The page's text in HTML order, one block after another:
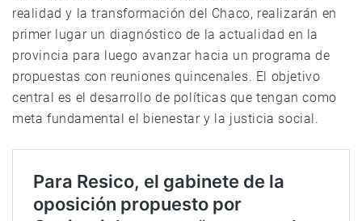
realidad y la transformación del Chaco, realizarán en
primer lugar un diagnóstico de la actualidad en la
provincia para luego avanzar hacia un programa de
propuestas con reuniones quincenales. El objetivo
central es el desarrollo de políticas que tengan como
meta fundamental el bienestar y la justicia social.